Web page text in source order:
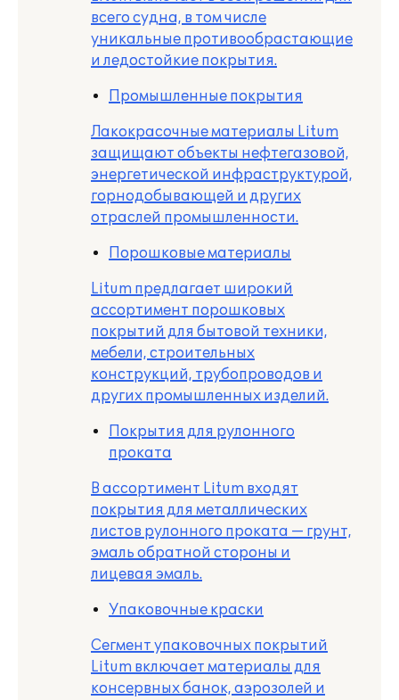
всего судна, в том числе
уникальные противообрастающие
и ледостойкие покрытия.
Промышленные покрытия
Лакокрасочные материалы Litum
защищают объекты нефтегазовой,
энергетической инфраструктурой,
горнодобывающей и других
отраслей промышленности.
Порошковые материалы
Litum предлагает широкий
ассортимент порошковых
покрытий для бытовой техники,
мебели, строительных
конструкций, трубопроводов и
других промышленных изделий.
Покрытия для рулонного
проката
В ассортимент Litum входят
покрытия для металлических
листов рулонного проката — грунт,
эмаль обратной стороны и
лицевая эмаль.
Упаковочные краски
Сегмент упаковочных покрытий
Litum включает материалы для
консервных банок, аэрозолей и